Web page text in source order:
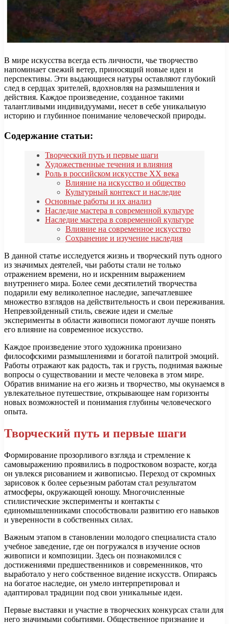
В мире искусства всегда есть личности, чье творчество
напоминает свежий ветер, приносящий новые идеи и
перспективы. Эти выдающиеся натуры оставляют глубокий
след в сердцах зрителей, вдохновляя на размышления и
действия. Каждое произведение, созданное такими
талантливыми индивидуумами, несет в себе уникальную
историю и глубинное понимание человеческой природы.
Содержание статьи:
Творческий путь и первые шаги
Художественные течения и влияния
Роль в российском искусстве XX века
Влияние на искусство и общество
Культурный контекст и наследие
Основные работы и их анализ
Наследие мастера в современной культуре
Наследие мастера в современной культуре
Влияние на современное искусство
Сохранение и изучение наследия
В данной статье исследуется жизнь и творческий путь одного
из значимых деятелей, чьи работы стали не только
отражением времени, но и искренним выражением
внутреннего мира. Более семи десятилетий творчества
подарили ему великолепное наследие, запечатлевшее
множество взглядов на действительность и свои переживания.
Непревзойденный стиль, свежие идеи и смелые
эксперименты в области живописи помогают лучше понять
его влияние на современное искусство.
Каждое произведение этого художника пронизано
философскими размышлениями и богатой палитрой эмоций.
Работы отражают как радость, так и грусть, поднимая важные
вопросы о существовании и месте человека в этом мире.
Обратив внимание на его жизнь и творчество, мы окунаемся в
увлекательное путешествие, открывающее нам горизонты
новых возможностей и понимания глубины человеческого
опыта.
Творческий путь и первые шаги
Формирование прозорливого взгляда и стремление к
самовыражению проявились в подростковом возрасте, когда
он увлекся рисованием и живописью. Переход от скромных
зарисовок к более серьезным работам стал результатом
атмосферы, окружающей юношу. Многочисленные
стилистические эксперименты и контакты с
единомышленниками способствовали развитию его навыков
и уверенности в собственных силах.
Важным этапом в становлении молодого специалиста стало
учебное заведение, где он погружался в изучение основ
живописи и композиции. Здесь он познакомился с
достижениями предшественников и современников, что
выработало у него собственное видение искусств. Опираясь
на богатое наследие, он умело интерпретировал и
адаптировал традиции под свои уникальные идеи.
Первые выставки и участие в творческих конкурсах стали для
него значимыми событиями. Общественное признание и